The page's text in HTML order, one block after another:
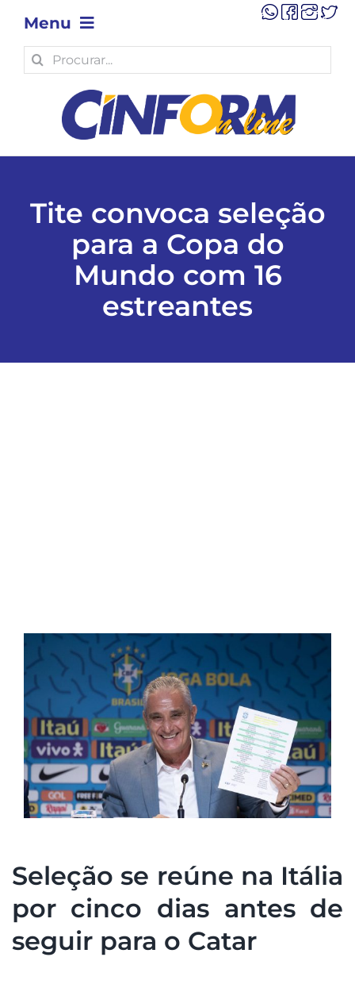
content
Menu
OPINIÃO
POLÍTICA
ECONOMIA
TECNOLOGIA
EDIÇÕES EM PDF
Search
for:
Tite convoca seleção
para a Copa do
Mundo com 16
estreantes
Seleção se reúne na Itália
por cinco dias antes de
seguir para o Catar